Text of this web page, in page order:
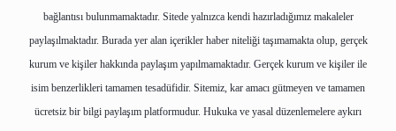
bağlantısı bulunmamaktadır. Sitede yalnızca kendi hazırladığımız makaleler
paylaşılmaktadır. Burada yer alan içerikler haber niteliği taşımamakta olup, gerçek
kurum ve kişiler hakkında paylaşım yapılmamaktadır. Gerçek kurum ve kişiler ile
isim benzerlikleri tamamen tesadüfidir. Sitemiz, kar amacı gütmeyen ve tamamen
ücretsiz bir bilgi paylaşım platformudur. Hukuka ve yasal düzenlemelere aykırı